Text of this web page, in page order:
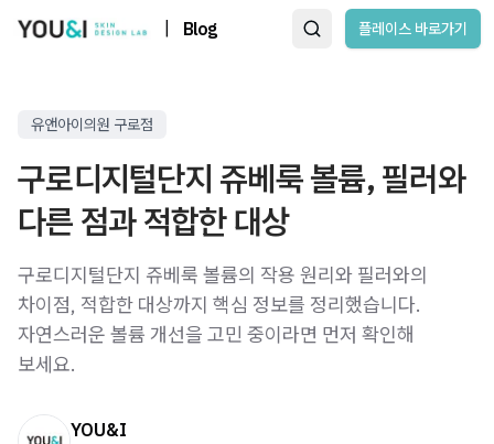
Blog 플레이스 바로가기
유앤아이의원 구로점
구로디지털단지 쥬베룩 볼륨, 필러와
다른 점과 적합한 대상
구로디지털단지 쥬베룩 볼륨의 작용 원리와 필러와의
차이점, 적합한 대상까지 핵심 정보를 정리했습니다.
자연스러운 볼륨 개선을 고민 중이라면 먼저 확인해
보세요.
YOU&I